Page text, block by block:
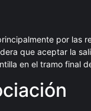
por las
que aceptar la
en el tramo final